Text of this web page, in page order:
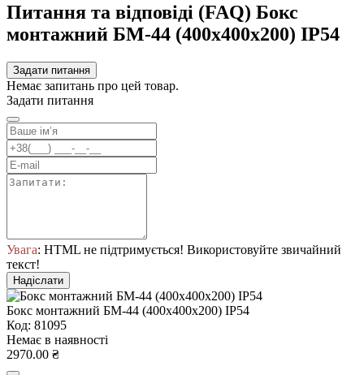
Питання та відповіді (FAQ) Бокс
монтажний БМ-44 (400х400х200) IP54
Задати питання
Немає запитань про цей товар.
Задати питання
Увага: HTML не підтримується! Використовуйте звичайний
текст!
Надіслати
Бокс монтажний БМ-44 (400х400х200) IP54
Код: 81095
Немає в наявності
2970.00 ₴